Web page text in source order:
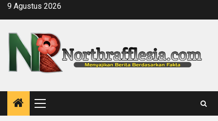
Skip9 Agustus 2026
Primary
Menu